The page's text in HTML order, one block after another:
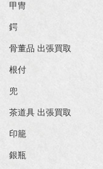
甲冑
鍔
骨董品 出張買取
根付
兜
茶道具 出張買取
印籠
銀瓶